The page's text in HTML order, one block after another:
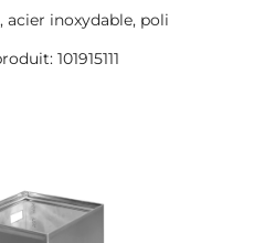
acier inoxydable, poli
101915111